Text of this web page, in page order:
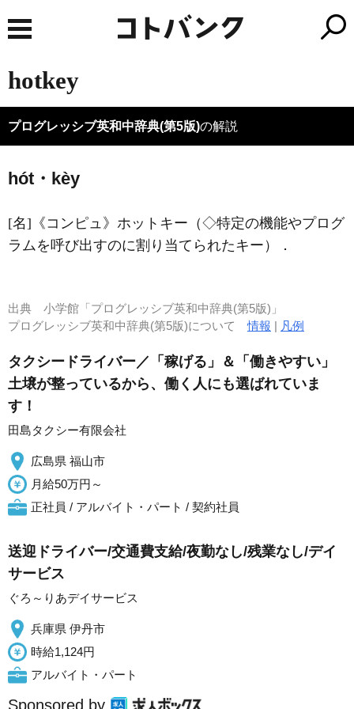
hotkey
プログレッシブ英和中辞典(第5版)の解説
hót・kèy
[名] 《コンピュ》 ホットキー（◇特定の機能やプログ
ラムを呼び出すのに割り当てられたキー）
．
出典 小学館「プログレッシブ英和中辞典(第5版)」
プログレッシブ英和中辞典(第5版)について情報 | 凡例
タクシードライバー／「稼げる」＆「働きやすい」
土壌が整っているから、働く人にも選ばれていま
す！
田島タクシー有限会社
広島県 福山市
月給50万円～
正社員 / アルバイト・パート / 契約社員
送迎ドライバー/交通費支給/夜勤なし/残業なし/デイ
サービス
ぐろ～りあデイサービス
兵庫県 伊丹市
時給1,124円
アルバイト・パート
Sponsored by